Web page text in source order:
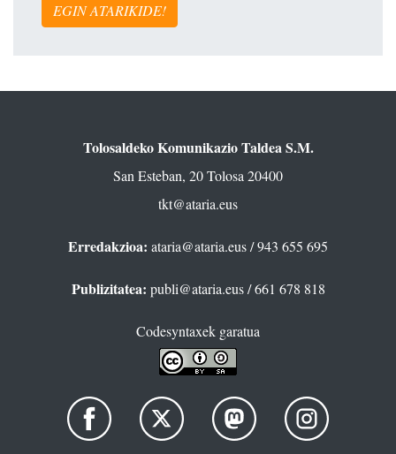
EGIN ATARIKIDE!
Tolosaldeko Komunikazio Taldea S.M.
San Esteban, 20 Tolosa 20400
tkt@ataria.eus
Erredakzioa: ataria@ataria.eus/ 943 655 695
Publizitatea: publi@ataria.eus/ 661 678 818
Codesyntaxek garatua